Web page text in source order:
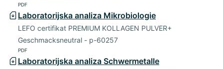
PDF
Laboratorijska analiza Mikrobiologie
LEFO certifikat PREMIUM KOLLAGEN PULVER+
Geschmacksneutral - p-60257
PDF
Laboratorijska analiza Schwermetalle